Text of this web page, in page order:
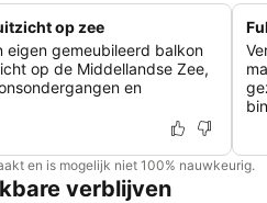
op zee
eigen gemeubileerd balkon
op de Middellandse Zee,
en
en is mogelijk niet 100% nauwkeurig.
verblijven